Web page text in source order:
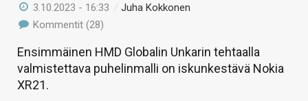
3.10.2023 - 16:33 /Juha Kokkonen
Kommentit (28)
Ensimmäinen HMD Globalin Unkarin tehtaalla
valmistettava puhelinmalli on iskunkestävä Nokia
XR21.